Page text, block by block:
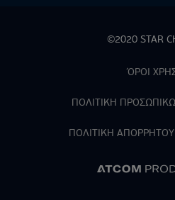
©2020 STAR
ΌΡΟΙ
ΠΟΛΙΤΙΚΗ
ΠΟΛΙΤΙΚΗ ΑΠΟΡPΗΤΟΥ